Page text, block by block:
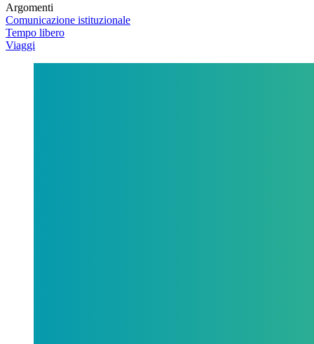
Argomenti
Comunicazione istituzionale
Tempo libero
Viaggi